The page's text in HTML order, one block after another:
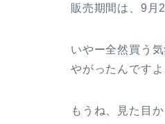
販売期間は、9月
いやー全然買う
やがったんですよ
もうね、見た目